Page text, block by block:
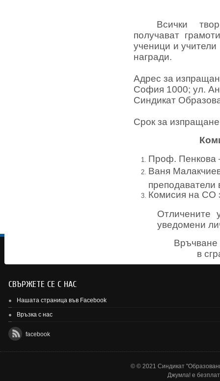
Всички
получават
ученици и учители
награди.
Адрес за
София 1000; ул.
Синдикат
Срок за
Проф. Пенкова
Ваня
Комисия на СО
Отличените
уведомени
Връчване
в
СВЪРЖЕТЕ СЕ С НАС
Нашата страница във Facebook
Връзка с нас
facebook
© © 2021 Синдикат
Джумла! е